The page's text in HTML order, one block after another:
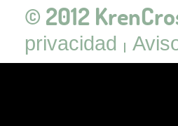
© 2012
privacidad